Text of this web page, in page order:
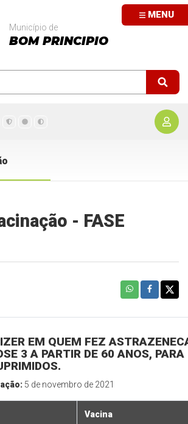
MENU
Município de
BOM PRINCIPIO
- FASE
EM QUEM FEZ
3 A PARTIR DE 60 ANOS,
5 de novembro de 2021
Vacina